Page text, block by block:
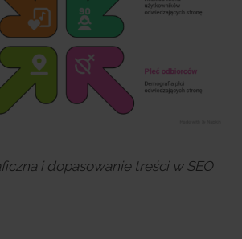
i dopasowanie treści w SEO